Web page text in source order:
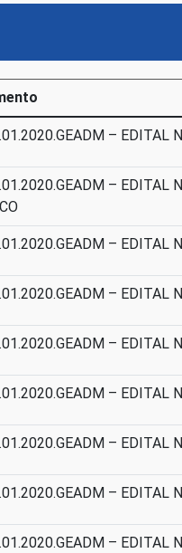
– EDITAL
– EDITAL
– EDITAL
– EDITAL
– EDITAL
– EDITAL
– EDITAL
– EDITAL
– EDITAL